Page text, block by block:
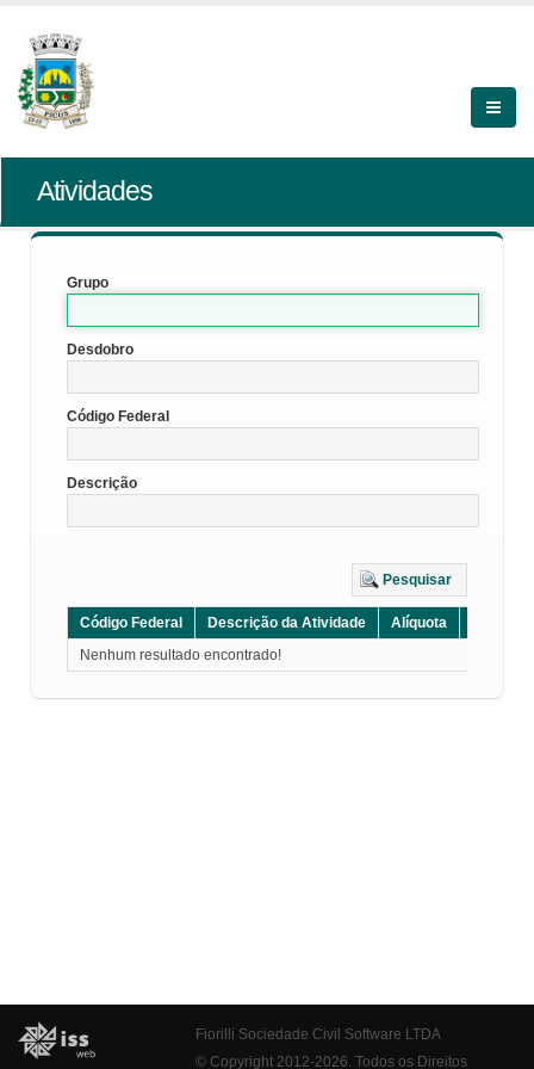
Atividades
Grupo
Desdobro
Código Federal
Descrição
Pesquisar
Código Federal Descrição da Atividade Alíquota
Nenhum resultado encontrado!
Fiorilli Sociedade Civil Software LTDA
© Copyright 2012-2026. Todos os Direitos